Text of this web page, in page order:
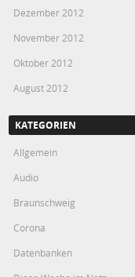
Dezember 2012
November 2012
Oktober 2012
August 2012
KATEGORIEN
Allgemein
Audio
Braunschweig
Corona
Datenbanken